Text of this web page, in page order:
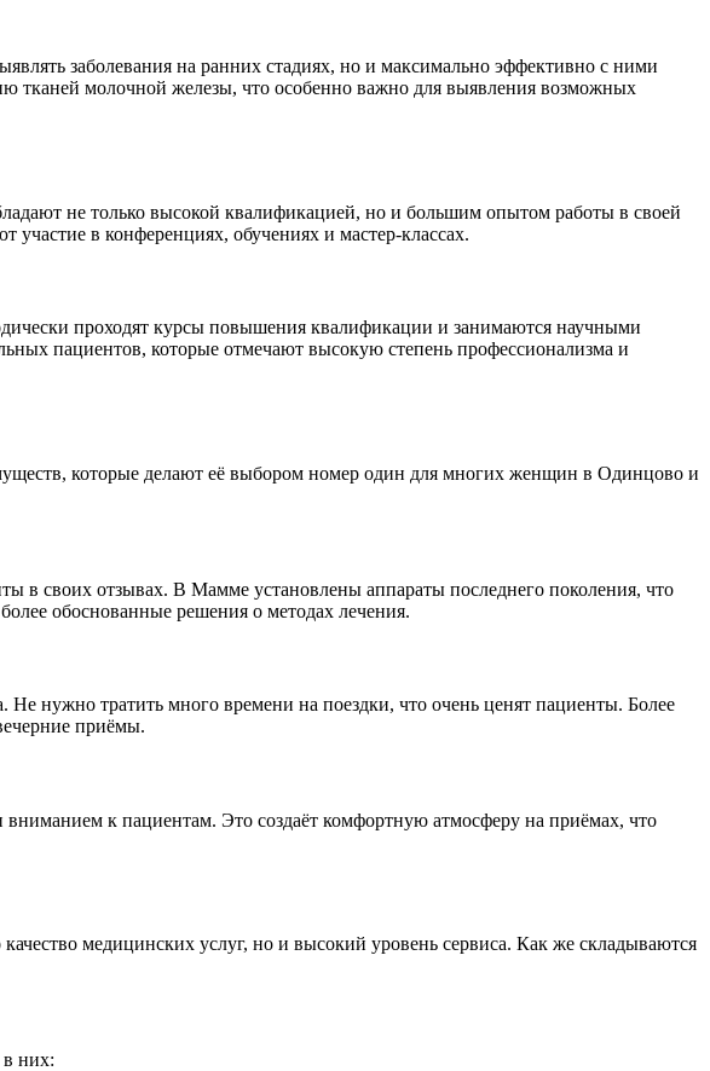
заболевания на ранних стадиях, но и максимально эффективно с ними
тканей молочной железы, что особенно важно для выявления возможных
не только высокой квалификацией, но и большим опытом работы в своей
в конференциях, обучениях и мастер-классах.
проходят курсы повышения квалификации и занимаются научными
пациентов, которые отмечают высокую степень профессионализма и
которые делают её выбором номер один для многих женщин в Одинцово и
в своих отзывах. В Мамме установлены аппараты последнего поколения, что
обоснованные решения о методах лечения.
нужно тратить много времени на поездки, что очень ценят пациенты. Более
приёмы.
к пациентам. Это создаёт комфортную атмосферу на приёмах, что
медицинских услуг, но и высокий уровень сервиса. Как же складываются
них: